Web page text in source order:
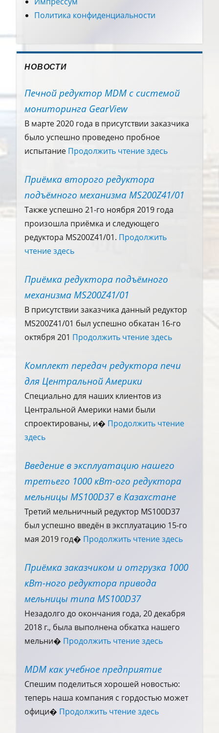
Политика конфиденциальности
НОВОСТИ
Печной редуктор MDM с системой
мониторинга GearView
В марте 2020 года в присутствии заказчика
было успешно проведено пробное
испытание Продолжить чтение здесь
Приёмка второго редуктора
подъёмного механизма MS200Z41/01
Также успешно 21-го ноября 2019 года
произошла приёмка и следующего
редуктора MS200Z41/01. Продолжить
чтение здесь
Приёмка редуктора подъёмного
механизма MS200Z41/01
В присутствии заказчика данный редуктор
MS200Z41/01 был успешно обкатан 16-го
октября 201 Продолжить чтение здесь
Комплект передач редуктора печи
для Центральной Америки
Специально для наших клиентов из
Центральной Америки нами были
спроектированы, и� Продолжить чтение
здесь
Введение в эксплуатацию нашего
третьего 1000 кВт-ого редуктора
мельницы MS100D37 в Казахстане
Третий мельничный редуктор MS100D37
был успешно введён в эксплуатацию 15-го
мая 2019 год� Продолжить чтение здесь
Приёмка заказчиком и отгрузка 1000
кВт-ного редуктора привода
мельницы типа MS100D37
Незадолго до окончания года, 20 декабря
2018 г., была выполнена обкатка нашего
мельни� Продолжить чтение здесь
MDM как учебное предприятие
Спешим поделиться хорошей новостью:
теперь наша компания с гордостью может
офици� Продолжить чтение здесь